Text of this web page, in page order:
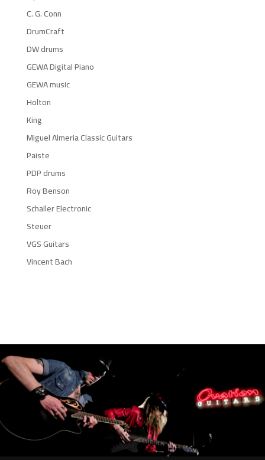
C. G. Conn
DrumCraft
DW drums
GEWA Digital Piano
GEWA music
Holton
King
Miguel Almeria Classic Guitars
Paiste
PDP drums
Roy Benson
Schaller Electronic
Steuer
VGS Guitars
Vincent Bach